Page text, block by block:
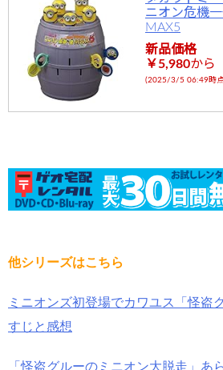
ニオン危機
MAX5
新品価格
￥5,980から
(2025/3/5 06:49時
他シリーズはこちら
ミニオンズ初登場でカワユス「怪盗
すじと感想
「怪盗グルーのミニオン大脱走」あ